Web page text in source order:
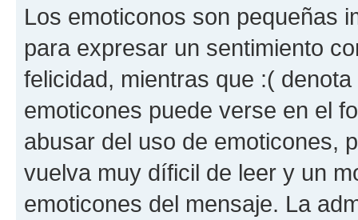
Los emoticonos son pequeñas
para expresar un sentimiento
felicidad, mientras que :(
emoticones puede verse en el
abusar del uso de emoticones,
vuelva muy díficil de leer y un
emoticones del mensaje. La